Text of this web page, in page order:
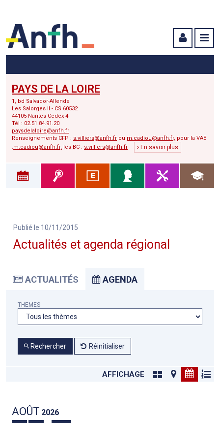
PAYS DE LA LOIRE
1, bd Salvador-Allende
Les Salorges II - CS 60532
44105 Nantes Cedex 4
Tél : 02.51.84.91.20
paysdelaloire@anfh.fr
Renseignements CFP : s.villiers@anfh.fr ou m.cadiou@anfh.fr, pour la VAE
:m.cadiou@anfh.fr, les BC : s.villiers@anfh.fr En savoir plus
Publié le 10/11/2015
Actualités et agenda régional
ACTUALITÉS AGENDA
THEMES
Rechercher Réinitialiser
AFFICHAGE
AOÛT 2026